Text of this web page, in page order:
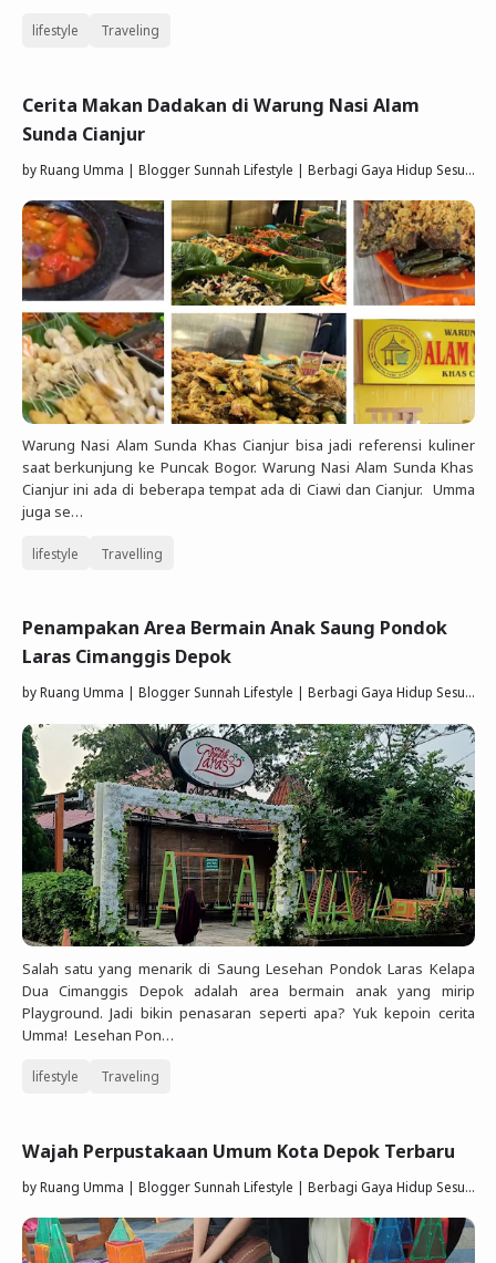
lifestyle Traveling
Cerita Makan Dadakan di Warung Nasi Alam
Sunda Cianjur
byRuang Umma | Blogger Sunnah Lifestyle | Berbagi Gaya Hidup Sesuai Quran Sunnah
Warung Nasi Alam Sunda Khas Cianjur bisa jadi referensi kuliner
saat berkunjung ke Puncak Bogor. Warung Nasi Alam Sunda Khas
Cianjur ini ada di beberapa tempat ada di Ciawi dan Cianjur. Umma
juga se…
lifestyle Travelling
Penampakan Area Bermain Anak Saung Pondok
Laras Cimanggis Depok
byRuang Umma | Blogger Sunnah Lifestyle | Berbagi Gaya Hidup Sesuai Quran Sunnah
Salah satu yang menarik di Saung Lesehan Pondok Laras Kelapa
Dua Cimanggis Depok adalah area bermain anak yang mirip
Playground. Jadi bikin penasaran seperti apa? Yuk kepoin cerita
Umma! Lesehan Pon…
lifestyle Traveling
Wajah Perpustakaan Umum Kota Depok Terbaru
byRuang Umma | Blogger Sunnah Lifestyle | Berbagi Gaya Hidup Sesuai Quran Sunnah